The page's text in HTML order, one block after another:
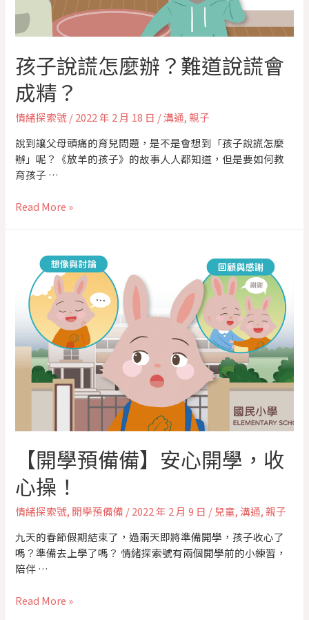
孩子說謊怎麼辦？難道說謊會
成精？
情緒探索號/2022 年 2 月 18 日 /溝通,親子
說到讓父母頭痛的育兒問題，是不是會想到「孩子說謊怎麼
辦」呢？《放羊的孩子》的故事人人都知道，但是要如何教
育孩子 …
Read More »
【開學預備備】安心開學，收
心操！
情緒探索號, 開學預備備 /2022 年 2 月 9 日 / 兒童,溝通,親子
九天的春節假期結束了，過兩天即將準備開學，孩子收心了
嗎？準備去上學了嗎？ 情緒探索號有兩個開學前的小練習，
陪伴 …
Read More »